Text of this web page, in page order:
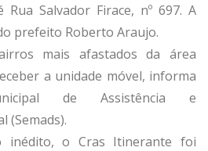
Rua Salvador Firace, nº 697. A
prefeito Roberto Araujo.
mais afastados da área
a unidade móvel, informa
de Assistência e
(Semads).
inédito, o Cras Itinerante foi